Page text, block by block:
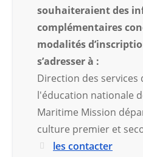
souhaiteraient des
complémentaires
modalités
s’adresser à :
Direction des
l'éducation nationale
Maritime Mission
culture premier et
les contacter